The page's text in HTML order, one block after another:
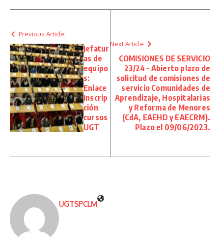
Previous Article
Jefatur
as de
equipo
s:
Enlace
Inscrip
ción
cursos
UGT
Next Article
COMISIONES DE SERVICIO
23/24 – Abierto plazo de
solicitud de comisiones de
servicio Comunidades de
Aprendizaje, Hospitalarias
y Reforma de Menores
(CdA, EAEHD y EAECRM).
Plazo el 09/06/2023.
UGTSPCLM